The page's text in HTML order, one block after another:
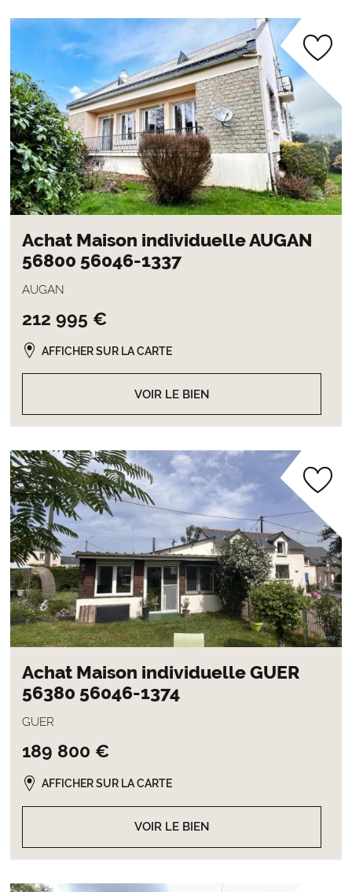
Achat Maison individuelle AUGAN
56800 56046-1337
AUGAN
212 995 €
VOIR LE BIEN
AFFICHER SUR LA CARTE
Achat Maison individuelle GUER
56380 56046-1374
GUER
189 800 €
VOIR LE BIEN
AFFICHER SUR LA CARTE